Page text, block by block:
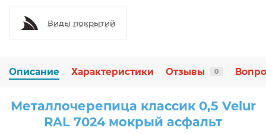
Виды покрытий
Описание Характеристики Отзывы 0
Металлочерепица классик 0,5 Velur
RAL 7024 мокрый асфальт